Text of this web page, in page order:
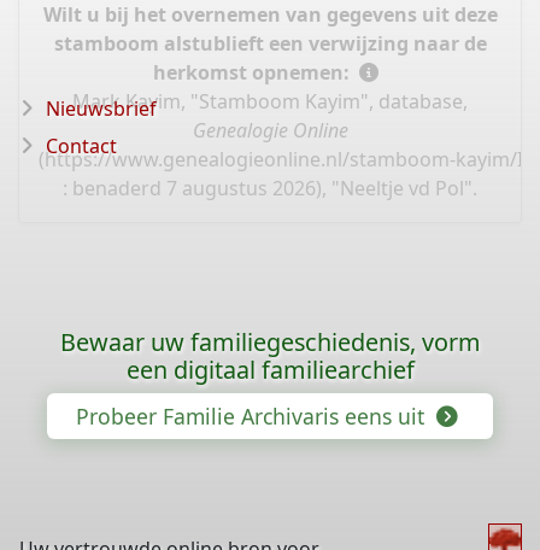
Wilt u bij het overnemen van gegevens uit deze
stamboom alstublieft een verwijzing naar de
herkomst opnemen:
Mark Kayim, "Stamboom Kayim", database,
Genealogie Online
(https://www.genealogieonline.nl/stamboom-kayim/
: benaderd 7 augustus 2026), "Neeltje vd Pol".
Nieuwsbrief
Contact
Bewaar uw familiegeschiedenis, vorm
een digitaal familiearchief
Probeer Familie Archivaris eens uit